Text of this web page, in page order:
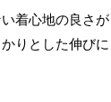
着心地の良さ
りとした伸び